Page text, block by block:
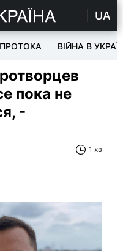
UA
ВІЙНА В УКРАЇНІ
пока не
-
1 хв